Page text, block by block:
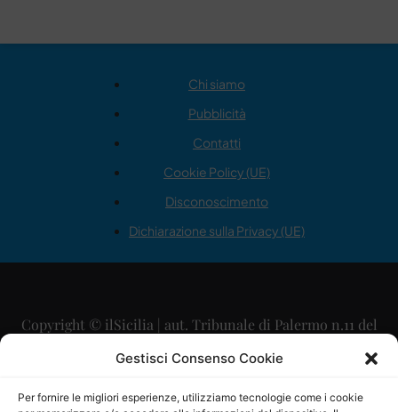
Gestisci Consenso Cookie
Per fornire le migliori esperienze, utilizziamo tecnologie come i cookie
Chi siamo
Pubblicità
Contatti
Cookie Policy (UE)
Disconoscimento
Dichiarazione sulla Privacy (UE)
Copyright © ilSicilia | aut. Tribunale di Palermo n.11 del
29/09/2015